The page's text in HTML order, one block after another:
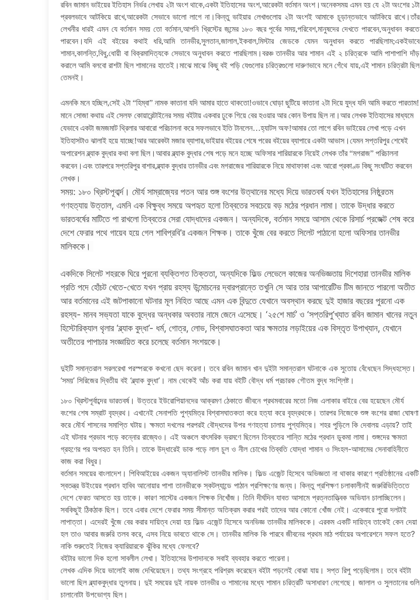
রবিন জামান ভাইয়ের ইতিহাস নির্ভর লেখায় ২টা অংশ থাকে,একটা ইতিহাসের অংশ,আরেকটা বর্তমান অংশ।অনেকসময় এমন হয় যে ২টা অংশের ১টা
প্রবলভাবে আটকিয়ে রাখে,আরেকটা সেভাবে ভালো লাগে না।কিন্তু ভাইয়ার লেখাগুলোয় ২টা অংশই আমাকে চূড়ান্তভাবে আটকিয়ে রাখে।তাঁর
লেখনীর ধারই এমন যে বর্তমান সময় তো বর্তমান,আপনি খ্রিস্টের জন্মের ১৮০ বছর পূর্বের সময়,পরিবেশ,মানুষদের দেখতে পারবেন,অনুধাবন করতে
পারবেন।যদি এই বইয়ের কথাই ধরি,আমি তানভীর,সুলতান,জালাল,ইকবাল,মিস্টার জেডকে যেমন অনুধাবন করতে পারছিলাম;একইভাবে
শামান,কালন্তি,বিধু,ধোয়ী বা বিক্রমাদিত্যকে সেভাবে অনুধাবন করতে পারছিলাম।বরঞ্চ তানভীর আর শামান এই ২ চরিত্রকে আমি পাশাপাশি দাঁড়
করালে আমি বলবো রাশটা ছিল শামানের হাতেই।মাঝে মাঝে কিছু বই পড়ি যেগুলোর চরিত্রগুলো দারুণভাবে মনে গেঁথে যায়,এই শামান চরিত্রটা ছিল
তেমনই।
এমনকি মনে হচ্ছিল,সেই ২টা “হিম্বা” নামক কাতানা যদি আমার হাতে থাকতো!ওভাবে ঘোড়া ছুটিয়ে কাতানা ২টা দিয়ে যুদ্ধ যদি আমি করতে পারতাম!
মানে সোজা কথায় এই সেলফ কোয়ারেন্টাইনের সময় বইটায় একবার ঢুকে গিয়ে বের হওয়ার আর কোন উপায় ছিল না।আর লেখক ইতিহাসের মাধ্যমে
যেভাবে একটা জমজমাট থ্রিলার আবারো পরিচালনা করে সফলভাবে ইতি টানলেন…হ্যাটস অফ!আমার তো লাগে রবিন ভাইয়ের লেখা পড়ে এখন
ইতিহাসটাও ঝালাই হয়ে যাচ্ছে!আর আরেকটা মজার ব্যাপার,ভাইয়ার বইয়ের শেষে পরের বইয়ের ব্যাপারে একটা আভাস।যেমন সপ্তরিপুর শেষেই
অপারেশন ব্ল্যাক বুদ্ধার কথা বলা ছিল।আবার ব্ল্যাক বুদ্ধার শেষ পড়ে মনে হচ্ছে অফিসার শারিয়ারকে নিয়েই লেখক তাঁর “মগরাজ” পরিচালনা
করবেন।এবং তারপরে সপ্তরিপুর বাশার,ব্ল্যাক বুদ্ধার তানভীর এবং মগরাজের শারিয়ারকে নিয়ে মাথাফাকা এবং আরো প্রকাণ্ড কিছু সংঘটিত করবেন
লেখক।
সময়: ১৮০ খ্রিস্টপূবার্ব্দ। মৌর্য সাম্রাজ্যের পতন আর শুঙ্গ বংশের উত্থানের মধ্যে দিয়ে ভারতবর্ষ যখন ইতিহাসের নিষ্ঠুরতম
গণহত্যায় উত্তাল, এমনি এক বিক্ষুব্ধ সময়ে অপহৃত হলো তিব্বতের সবচেয়ে বড় মঠের প্রধান লামা। তাকে উদ্ধার করতে
ভারতবর্ষের মাটিতে পা রাখলো তিব্বতের সেরা যোদ্ধাদের একজন। অন্যদিকে, বর্তমান সময়ে আসাম থেকে রিসার্চ প্রজেক্ট শেষ করে
দেশে ফেরার পথে গায়েব হয়ে গেল শাবিপ্রবি’র একজন শিক্ষক। তাকে খুঁজে বের করতে সিলেট পাঠানো হলো অফিসার তানভীর
মালিককে।
একদিকে সিলেট শহরকে ঘিরে পুরনো ব্যক্তিগত তিক্ততা, অন্যদিকে ফিল্ড লেভেলে কাজের অনভিজ্ঞতায় দিশেহারা তানভীর মালিক
প্রতি পদে হোঁচট খেতে-খেতে যখন প্রায় রহস্য উন্মোচনের দ্বারপ্রান্তে তখুনি সে আর তার আপারেটিভ টিম জানতে পারলো অতীত
আর বর্তমানের এই জটপাকানো ঘটনার মূল নিহিত আছে এমন এক বিন্দুতে যেখানে অবস্থান করছে দুই হাজার বছরের পুরনো এক
রহস্য- মানব সভ্যতা যাকে বুদ্ধের অন্ধকার অবতার নামে জেনে এসেছে। ‘২৫শে মার্চ’ ও ‘সপ্তরিপু’খ্যাত রবিন জামান খানের নতুন
হিস্টোরিক্যাল থৃলার ‘ব্ল্যাক বুদ্ধা’- ধর্ম, গোত্র, লোভ, বিশ্বাসঘাতকতা আর ক্ষমতার লড়াইয়ের এক বিস্তৃত উপাখ্যান, যেখানে
অতীতের পাপাচার সংজ্ঞায়িত করে চলেছে বর্তমান সংশয়কে।
দুইটি সমান্তরাল সরলরেখা পরস্পরকে কখনো ছেদ করেনা। তবে রবিন জামান খান দুইটা সমান্তরাল ঘটনাকে এক সুতোয় বেঁধেছেন সিদ্ধহস্তে।
‘সময়’ সিরিজের দ্বিতীয় বই ‘ব্ল্যাক বুদ্ধা’। নাম থেকেই আঁচ করা যায় বইটি বৌদ্ধ ধর্ম প্রচারক গৌতম বুদ্ধ সংশ্লিষ্ট।
১৮০ খ্রিস্টপূর্বাব্দের ভারতবর্ষ। উত্তরে ইউরোপিয়ানদের আক্রমণ ঠেকাতে জীবনে প্রথমবারের মতো নিজ এলাকার বাইরে বের হয়েছেন মৌর্য
বংশের শেষ সম্রাট বৃহদ্রথ। এখানেই সেনাপতি পুশ্যমিত্র বিশ্বাসঘাতকতা করে হত্যা করে বৃহদ্রথকে। তারপর নিজেকে শুঙ্গ বংশের রাজা ঘোষণা
করে মৌর্য শাসনের সমাপ্তি ঘটায়। ক্ষমতা দখলের পরপরই বৌদ্ধদের উপর গণহত্যা চালায় পুশ্যমিত্র। শহর পুড়িলে কি দেবালয় এড়ায়? তাই
এই ঘটনার প্রভাব পড়ে কন্নোর রাজ্যেও। এই অঞ্চলে বাৎসরিক ভ্রমণে ছিলেন তিব্বতের শান্তি মঠের প্রধান ডুকমা লামা। শুঙ্গদের ক্ষমতা
গ্রহণের পর অপহৃত হন তিনি। তাকে উদ্ধারেই ডাক পড়ে লাল চুল ও নীল চোখের তিব্বতি যোদ্ধা শামান ও সিংহল-আসামের সেনাবাহিনীতে
কাজ করা বিধুর।
বর্তমান সময়ের বাংলাদেশ। পিবিআইয়ের একজন অ্যানালিস্ট তানভীর মালিক। ফিল্ড এজেন্ট হিসেবে অভিজ্ঞতা না থাকার কারণে প্রতিষ্ঠানের একটি
স্বতন্ত্র উইংয়ের প্রধান হাবিব আনোয়ার পাশা তানভীরকে স্কটল্যান্ডে পাঠান প্রশিক্ষণের জন্য। কিন্তু প্রশিক্ষণ চলাকালীনই জরুরিভিত্তিতে
দেশে ফেরত আসতে হয় তাকে। কারণ সাস্টের একজন শিক্ষক নিখোঁজ। তিনি দীর্ঘদিন যাবত আসামে প্রত্নতাত্ত্বিক অভিযান চালাচ্ছিলেন।
সবকিছুই ঠিকঠাক ছিল। তবে এবার দেশে ফেরার সময় সীমান্ত অতিক্রম করার পরই তাদের আর কোনো খোঁজ নেই। একেবারে পুরো দলটাই
লাপাত্তা। এদেরই খুঁজে বের করার দায়িত্ব দেয়া হয় ফিল্ড এজেন্ট হিসেবে অনভিজ্ঞ তানভীর মালিককে। এরকম একটি দায়িত্ব তাকেই কেন দেয়া
হল তাও আবার জরুরি তলব করে, এসব নিয়ে ভাবতে থাকে সে। তানভীর মালিক কি পারবে জীবনের প্রথম মাঠ পর্যায়ের অপারেশনে সফল হতে?
নাকি শুরুতেই নিজের ক্যারিয়ারকে ঝুঁকির মধ্যে ফেলবে?
বইটার ভালো দিক হলো সাবলীল লেখা। ইতিহাসের উপাদানকে সবাই ব্যবহার করতে পারেনা।
লেখক এদিক দিয়ে ভালোই কাজ দেখিয়েছেন। তথ্য সংগ্রহে পরিশ্রম করেছেন বইটা পড়লেই বোঝা যায়। সপ্ত রিপু পড়েছিলাম। তবে বইটা
ভালো ছিল ব্ল্যাকবুদ্ধার তুলনায়। দুই সময়ের দুই নায়ক তানভীর ও শামানের মধ্যে শামান চরিত্রটি অসাধারণ লেগেছে। জালাল ও সুলতানের গুলি
চালানোটা উপভোগ্য ছিল।